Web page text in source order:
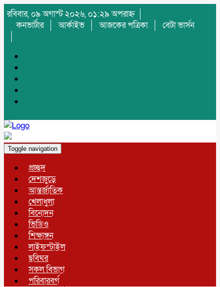
রবিবার, ০৯ অগাস্ট ২০২৬, ০১:২৯ অপরাহ্ন
কনভার্টার
আর্কাইভ আজকের পত্রিকা বেটা ভার্সন
Toggle navigation
প্রচ্ছদ
দেশজুড়ে
আন্তর্জাতিক
খেলাধুলা
বিনোদন
ভিডিও
শিক্ষাঙ্গন
লাইফস্টাইল
ছবিঘর
সকল বিভাগ
পরিবারবর্গ